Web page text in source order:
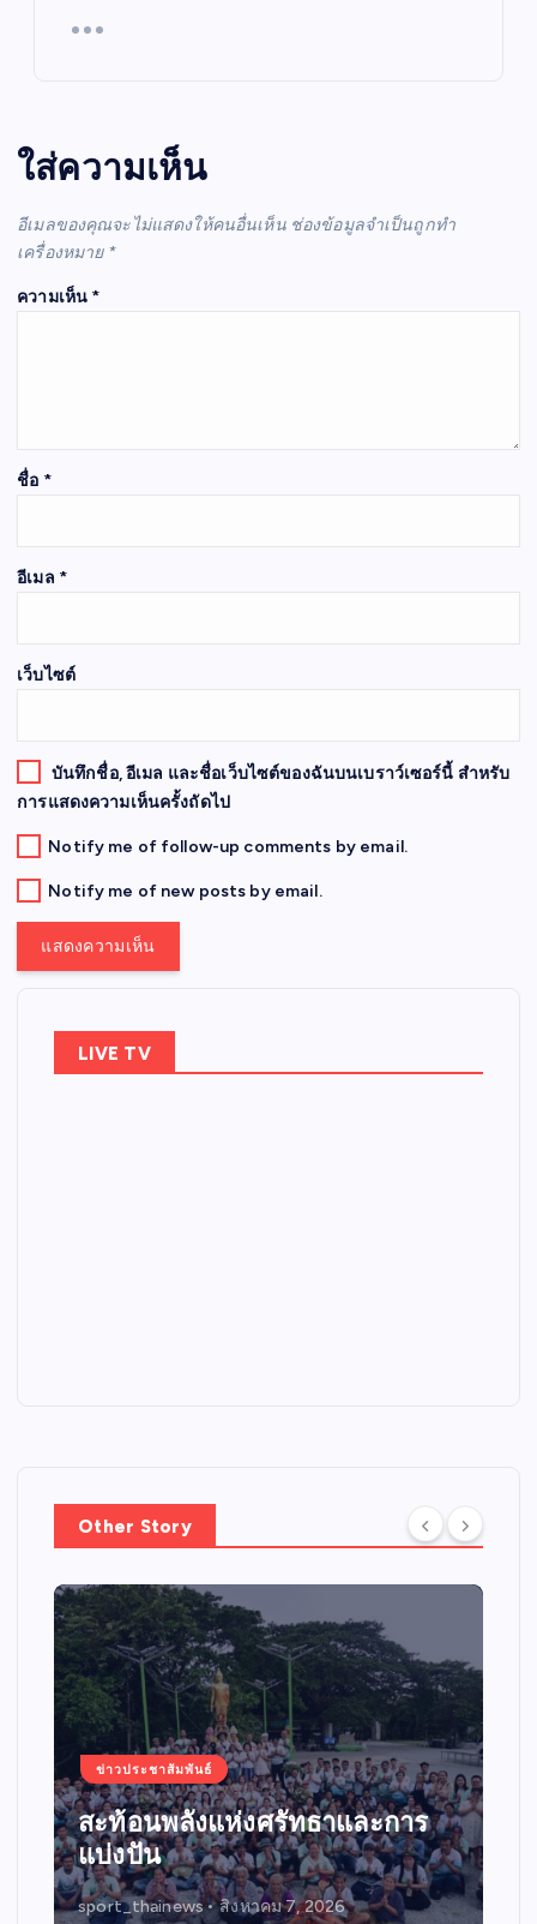
ใส่ความเห็น
อีเมลของคุณจะไม่แสดงให้คนอื่นเห็น ช่องข้อมูลจำเป็นถูกทำ
เครื่องหมาย *
ความเห็น *
ชื่อ *
อีเมล *
เว็บไซต์
บันทึกชื่อ, อีเมล และชื่อเว็บไซต์ของฉันบนเบราว์เซอร์นี้ สำหรับ
การแสดงความเห็นครั้งถัดไป
Notify me of follow-up comments by email.
Notify me of new posts by email.
LIVE TV
Other Story
ข่าวประชาสัมพันธ์
สะท้อนพลังแห่งศรัทธาและการ
แบ่งปัน
sport_thainews สิงหาคม 7, 2026